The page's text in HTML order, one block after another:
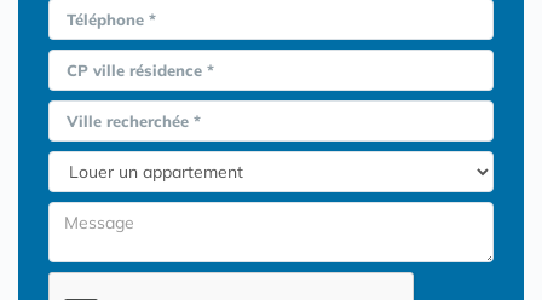
Téléphone *
CP ville résidence *
Ville recherchée *